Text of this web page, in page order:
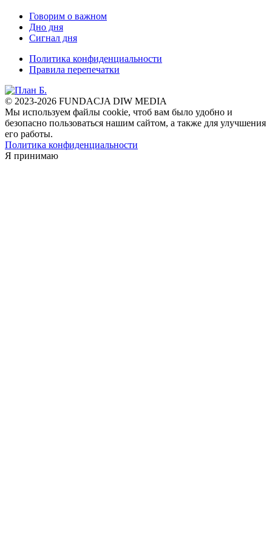
Говорим о важном
Дно дня
Сигнал дня
Политика конфиденциальности
Правила перепечатки
© 2023-2026 FUNDACJA DIW MEDIA
Мы используем файлы cookie, чтоб вам было удобно и
безопасно пользоваться нашим сайтом, а также для улучшения
его работы.
Политика конфиденциальности
Я принимаю